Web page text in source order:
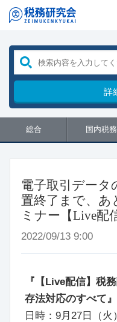
詳
総合 国内税務
電子取引データ
置終了まで、
ミナー【Live配
2022/09/13 9:00
『【Live配信】税
存法対応のすべて』
日時：9月27日（